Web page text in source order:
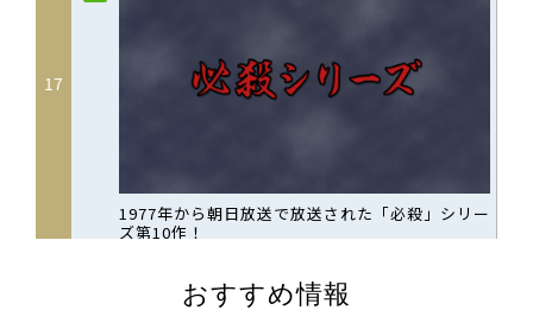
おすすめ情報